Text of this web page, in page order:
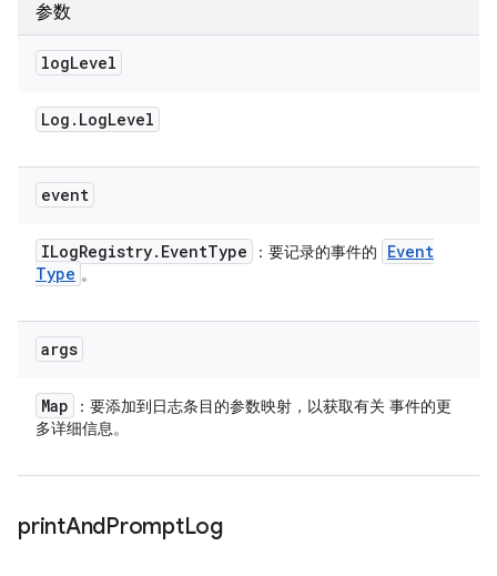
参数
logLevel
Log . LogLevel
event
ILogRegistry. EventType ：要记录的事件的
Event
Type 。
args
Map
：要添加到日志条目的参数映射，以获取有关 事件的更
多详细信息。
printAndPromptLog